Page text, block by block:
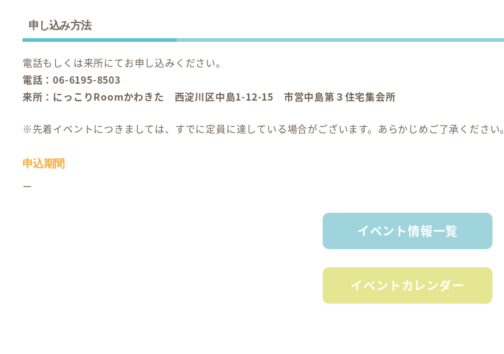
申し込み方法
電話もしくは来所にてお申し込みください。
電話：06-6195-8503
来所：にっこりRoomかわきた 西淀川区中島1-12-15 市営中島第３住宅集会所
※先着イベントにつきましては、すでに定員に達している場合がございます。あらかじめご了承ください。
申込期間
ー
イベント情報一覧
イベントカレンダー